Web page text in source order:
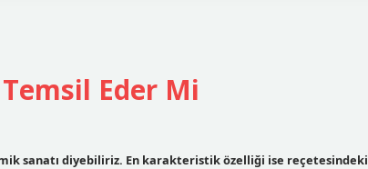
Eder Mi
sanatı diyebiliriz. En karakteristik özelliği ise reçetesindeki